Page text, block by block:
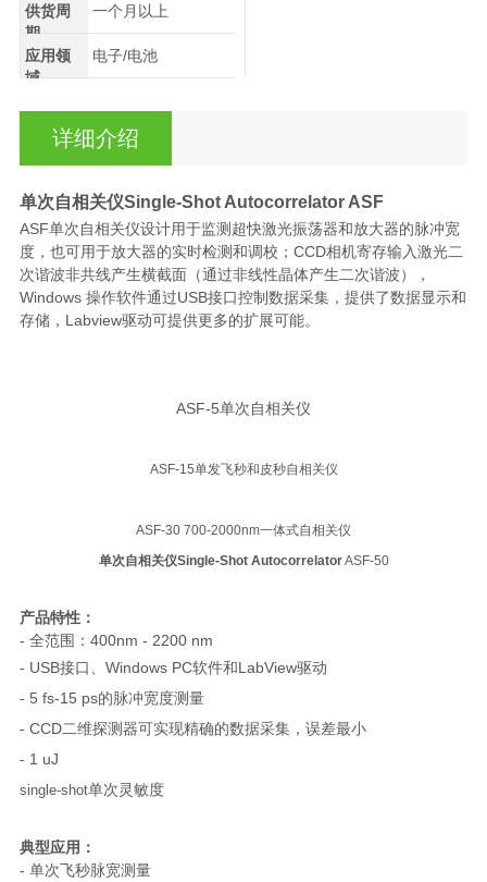
供货周
期
一个月以上
应用领
域
电子/电池
详细介绍
单次自相关仪Single-Shot AutocorrelatorASF
ASF单次自相关仪设计用于监测超快激光振荡器和放大器的脉冲宽
度，也可用于放大器的实时检测和调校；CCD相机寄存输入激光二
次谐波非共线产生横截面（通过非线性晶体产生二次谐波），
Windows 操作软件通过USB接口控制数据采集，提供了数据显示和
存储，Labview驱动可提供更多的扩展可能。
ASF-5单次自相关仪
ASF-15单发飞秒和皮秒自相关仪
ASF-30 700-2000nm一体式自相关仪
单次自相关仪Single-Shot AutocorrelatorASF-50
产品特性：
- 全范围：400nm - 2200 nm
- USB接口、Windows PC软件和LabView驱动
- 5 fs-15 ps的脉冲宽度测量
- CCD二维探测器可实现精确的数据采集，误差最小
- 1 uJ
single-shot单次灵敏度
典型应用：
- 单次飞秒脉宽测量